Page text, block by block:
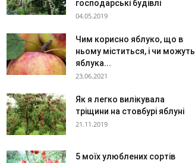
господарські будівлі
04.05.2019
Чим корисно яблуко, що в
ньому міститься, і чи можуть
яблука...
23.06.2021
Як я легко вилікувала
тріщини на стовбурі яблуні
21.11.2019
5 моїх улюблених сортів